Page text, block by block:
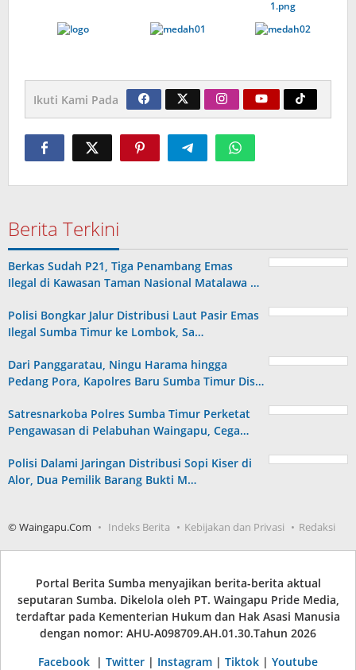
Ikuti Kami Pada
Berita Terkini
Berkas Sudah P21, Tiga Penambang Emas
Ilegal di Kawasan Taman Nasional Matalawa …
Polisi Bongkar Jalur Distribusi Laut Pasir Emas
Ilegal Sumba Timur ke Lombok, Sa…
Dari Panggaratau, Ningu Harama hingga
Pedang Pora, Kapolres Baru Sumba Timur Dis…
Satresnarkoba Polres Sumba Timur Perketat
Pengawasan di Pelabuhan Waingapu, Cega…
Polisi Dalami Jaringan Distribusi Sopi Kiser di
Alor, Dua Pemilik Barang Bukti M…
© Waingapu.Com Indeks Berita Kebijakan dan Privasi Redaksi
Portal Berita Sumba menyajikan berita-berita aktual
seputaran Sumba. Dikelola oleh PT. Waingapu Pride Media,
terdaftar pada Kementerian Hukum dan Hak Asasi Manusia
dengan nomor: AHU-A098709.AH.01.30.Tahun 2026
Facebook | Twitter | Instagram | Tiktok | Youtube